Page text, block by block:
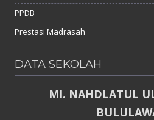
PPDB
Prestasi Madrasah
DATA SEKOLAH
MI. NAHDLATUL